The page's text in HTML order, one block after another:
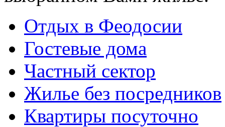
Отдых в Феодосии
Гостевые дома
Частный сектор
Жилье без посредников
Квартиры посуточно